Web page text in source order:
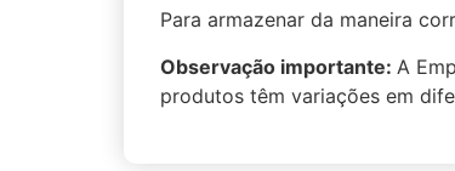
Para armazenar da maneira
Observação importante: A
produtos têm variações em